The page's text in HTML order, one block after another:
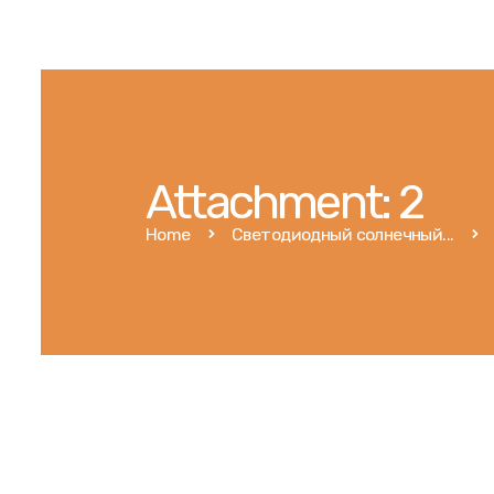
Attachment: 2
Home Светодиодный солнечный...